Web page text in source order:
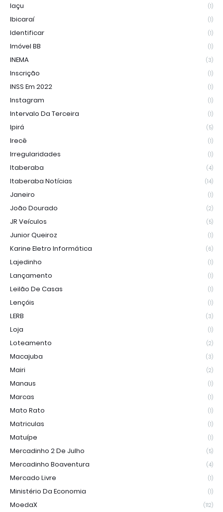
Iaçu (1)
Ibicaraí (1)
Identificar (1)
Imóvel BB (1)
INEMA (3)
Inscrição (1)
INSS Em 2022 (1)
Instagram (1)
Intervalo Da Terceira (1)
Ipirá (5)
Irecê (1)
Irregularidades (1)
Itaberaba (4)
Itaberaba Notícias (14)
Janeiro (1)
João Dourado (2)
JR Veículos (5)
Junior Queiroz (1)
Karine Eletro Informática (6)
Lajedinho (1)
Lançamento (1)
Leilão De Casas (1)
Lençóis (1)
LERB (3)
Loja (1)
Loteamento (2)
Macajuba (3)
Mairi (2)
Manaus (1)
Marcas (1)
Mato Rato (1)
Matriculas (1)
Matuípe (1)
Mercadinho 2 De Julho (5)
Mercadinho Boaventura (4)
Mercado Livre (1)
Ministério Da Economia (1)
MoedaX (112)